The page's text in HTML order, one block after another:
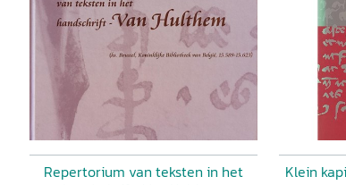
Repertorium van teksten in het
Klein